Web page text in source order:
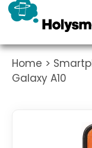
Home >
Galaxy A10